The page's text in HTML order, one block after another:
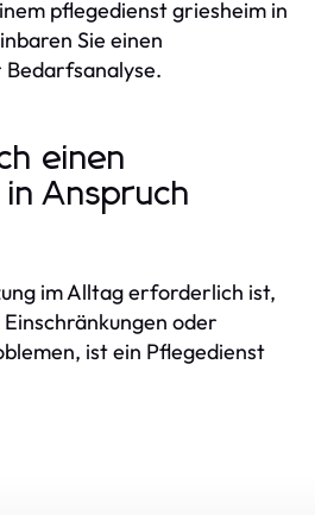
pflegedienst griesheim in
Sie einen
einen
Anspruch
im Alltag erforderlich ist,
oder
ist ein Pflegedienst